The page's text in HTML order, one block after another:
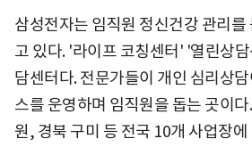
삼성전자는 임직원 정신건강 관리를
고 있다. '라이프 코칭센터' '열린상
담센터다. 전문가들이 개인 심리상
스를 운영하며 임직원을 돕는 곳이
원, 경북 구미 등 전국 10개 사업장